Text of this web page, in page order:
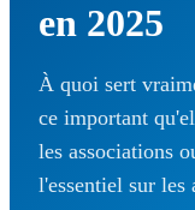
en 2025
À quoi sert
ce important
les associations
l'essentiel sur les